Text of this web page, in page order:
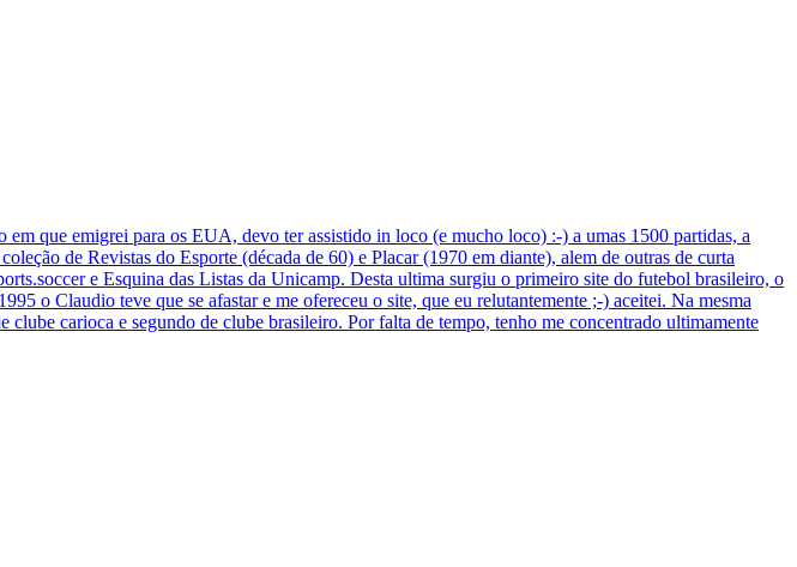
que emigrei para os EUA, devo ter assistido in loco (e mucho loco) :-) a umas 1500 partidas, a
de Revistas do Esporte (década de 60) e Placar (1970 em diante), alem de outras de curta
e Esquina das Listas da Unicamp. Desta ultima surgiu o primeiro site do futebol brasileiro, o
o Claudio teve que se afastar e me ofereceu o site, que eu relutantemente ;-) aceitei. Na mesma
carioca e segundo de clube brasileiro. Por falta de tempo, tenho me concentrado ultimamente